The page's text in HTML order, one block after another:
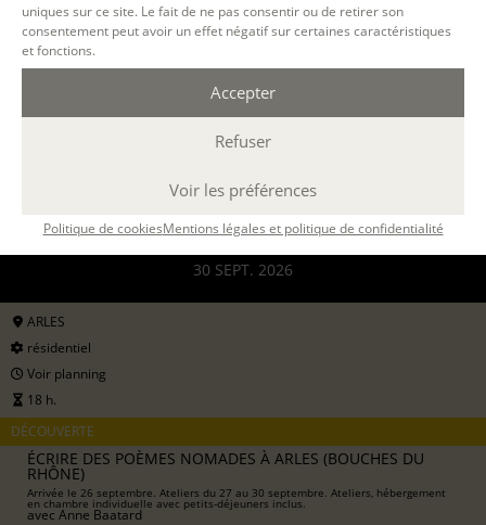
uniques sur ce site. Le fait de ne pas consentir ou de retirer son
consentement peut avoir un effet négatif sur certaines caractéristiques
et fonctions.
Accepter
Refuser
Voir les préférences
Politique de cookiesMentions légales et politique de confidentialité
26 SEPT. 2026
30 SEPT. 2026
ARLES
résidentiel
Voir planning
18 h.
DÉCOUVERTE
ÉCRIRE DES POÈMES NOMADES À ARLES (BOUCHES DU
RHÔNE)
Arrivée le 26 septembre. Ateliers du 27 au 30 septembre. Ateliers, hébergement
en chambre individuelle avec petits-déjeuners inclus.
avec Anne Baatard